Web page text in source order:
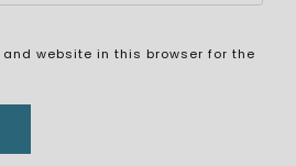
and website in this browser for the